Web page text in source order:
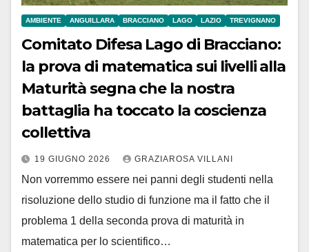
AMBIENTE ANGUILLARA BRACCIANO LAGO LAZIO TREVIGNANO
Comitato Difesa Lago di Bracciano:
la prova di matematica sui livelli alla
Maturità segna che la nostra
battaglia ha toccato la coscienza
collettiva
19 GIUGNO 2026 GRAZIAROSA VILLANI
Non vorremmo essere nei panni degli studenti nella
risoluzione dello studio di funzione ma il fatto che il
problema 1 della seconda prova di maturità in
matematica per lo scientifico…